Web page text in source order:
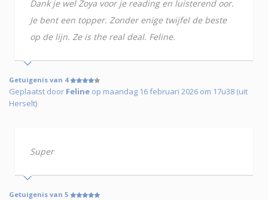
Dank je wel Zoya voor je reading en luisterend oor.
Je bent een topper. Zonder enige twijfel de beste
op de lijn. Ze is the real deal. Feline.
Getuigenis van 4
Geplaatst door Feline op maandag 16 februari 2026 om 17u38 (uit
Herselt)
Super
Getuigenis van 5